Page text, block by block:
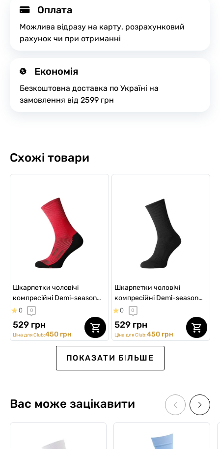
Оплата
Можлива відразу на карту, розрахунковий
рахунок чи при отриманні
Економія
Безкоштовна доставка по Україні на
замовлення від 2599 грн
Схожі товари
Шкарпетки чоловічі
компресійні Demi-season
Insulated MidDry+, червоно-
0 0
529 грн
Ціна для Club:450 грн
Шкарпетки чоловічі
компресійні Demi-season
Insulated MidDry+, чорні
0 0
529 грн
Ціна для Club:450 грн
ПОКАЗАТИ БІЛЬШЕ
Вас може зацікавити